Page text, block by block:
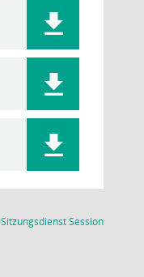
SitzungsdienstSession(Wird in